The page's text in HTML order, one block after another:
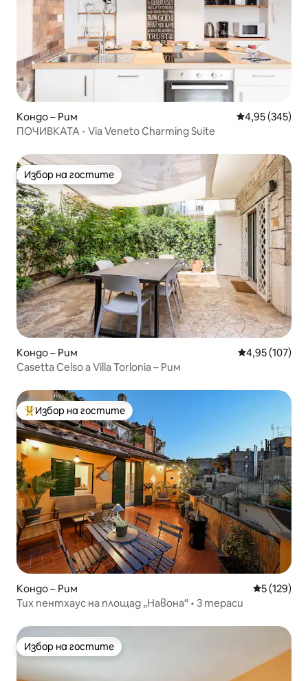
Кондо – Рим Средна
4,95 (345)
ПОЧИВКАТА - Via Veneto Charming Suite
Избор на гостите
Избор на гостите
Кондо – Рим Средна
4,95 (107)
Casetta Celso a Villa Torlonia – Рим
Най-популярен избор на гостите
Избор на гостите
Кондо – Рим Средна
5 (129)
Тих пентхаус на площад „Навона“ • 3 тераси
Избор на гостите
Избор на гостите